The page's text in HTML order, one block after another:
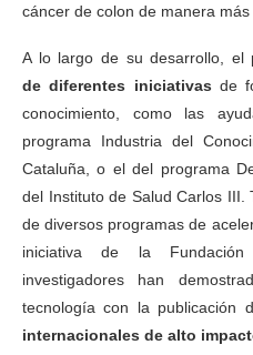
cáncer de colon de manera más
A lo largo de su desarrollo, el
dediferentes iniciativas de
conocimiento, como las
programa Industria del
Cataluña, o el del programa
del Instituto de Salud Carlos III.
de diversos programas de
iniciativa de la
investigadores han
tecnología con la publicación
internacionales de alto